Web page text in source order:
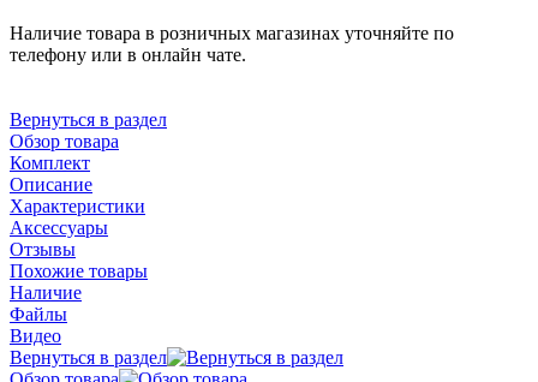
Наличие товара в розничных магазинах уточняйте по
телефону или в онлайн чате.
Вернуться в раздел
Обзор товара
Комплект
Описание
Характеристики
Аксессуары
Отзывы
Похожие товары
Наличие
Файлы
Видео
Вернуться в раздел